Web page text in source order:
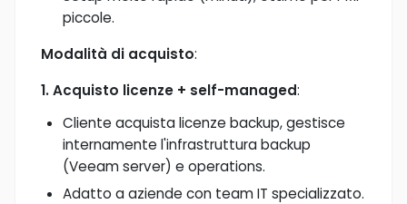
piccole.
Modalità di acquisto:
1. Acquisto licenze + self-managed:
Cliente acquista licenze backup, gestisce
internamente l'infrastruttura backup
(Veeam server) e operations.
Adatto a aziende con team IT specializzato.